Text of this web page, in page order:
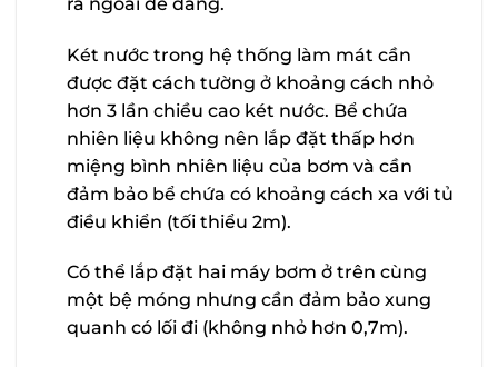
Két nước trong hệ thống làm mát cần
được đặt cách tường ở khoảng cách nhỏ
hơn 3 lần chiều cao két nước. Bể chứa
nhiên liệu không nên lắp đặt thấp hơn
miệng bình nhiên liệu của bơm và cần
đảm bảo bể chứa có khoảng cách xa với tủ
điều khiển (tối thiểu 2m).
Có thể lắp đặt hai máy bơm ở trên cùng
một bệ móng nhưng cần đảm bảo xung
quanh có lối đi (không nhỏ hơn 0,7m).